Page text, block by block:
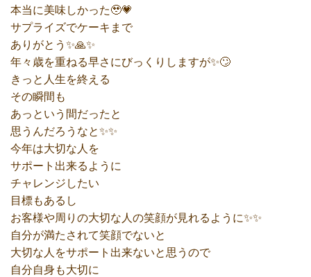
本当に美味しかった🥹💗
サプライズでケーキまで
ありがとう✨🙏✨
年々歳を重ねる早さにびっくりしますが✨🙄
きっと人生を終える
その瞬間も
あっという間だったと
思うんだろうなと✨✨
今年は大切な人を
サポート出来るように
チャレンジしたい
目標もあるし
お客様や周りの大切な人の笑顔が見れるように✨✨
自分が満たされて笑顔でないと
大切な人をサポート出来ないと思うので
自分自身も大切に